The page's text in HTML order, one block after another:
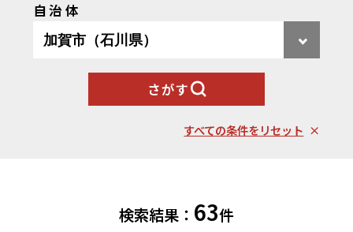
果物類 エビ・カニ等
卵（鶏、
調味料・油
自治体から選ぶ
北海道エリア
札幌市（北海道）千歳市（北海道）
小樽市（北海道）
枝幸町（北海道）
蓬田村（青森県）花巻市（岩手県）
自治体
さがす
すべての条件をリセット
検索結果： 63件